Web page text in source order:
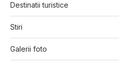
Destinatii turistice
Stiri
Galerii foto